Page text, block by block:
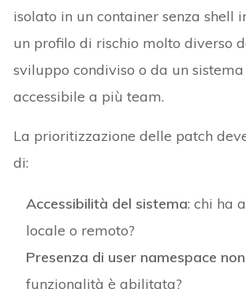
isolato in un container senza shell
un profilo di rischio molto diverso
sviluppo condiviso o da un
accessibile a più team.
La prioritizzazione delle patch
di:
Accessibilità del sistema: chi ha
locale o remoto?
Presenza di user namespace
funzionalità è abilitata?